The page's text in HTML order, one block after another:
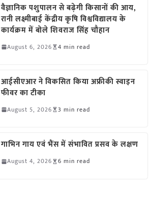
वैज्ञानिक पशुपालन से बढ़ेगी किसानों की आय,
रानी लक्ष्मीबाई केंद्रीय कृषि विश्वविद्यालय के
कार्यक्रम में बोले शिवराज सिंह चौहान
August 6, 2026 4 min read
आईसीएआर ने विकसित किया अफ्रीकी स्वाइन
फीवर का टीका
August 5, 2026 3 min read
गाभिन गाय एवं भैंस में संभावित प्रसव के लक्षण
August 4, 2026 6 min read